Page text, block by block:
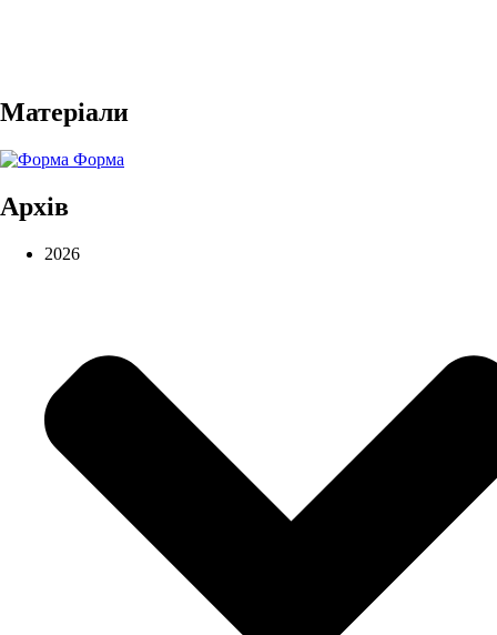
Матеріали
Форма
Архів
2026